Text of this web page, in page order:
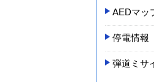
AEDマッ
停電情報
弾道ミサ